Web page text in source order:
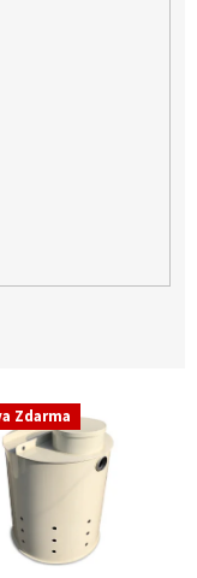
Zdarma